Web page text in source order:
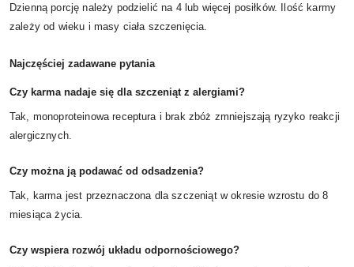
Dzienną porcję należy podzielić na 4 lub więcej posiłków. Ilość karmy
zależy od wieku i masy ciała szczenięcia.
Najczęściej zadawane pytania
Czy karma nadaje się dla szczeniąt z alergiami?
Tak, monoproteinowa receptura i brak zbóż zmniejszają ryzyko reakcji
alergicznych.
Czy można ją podawać od odsadzenia?
Tak, karma jest przeznaczona dla szczeniąt w okresie wzrostu do 8
miesiąca życia.
Czy wspiera rozwój układu odpornościowego?